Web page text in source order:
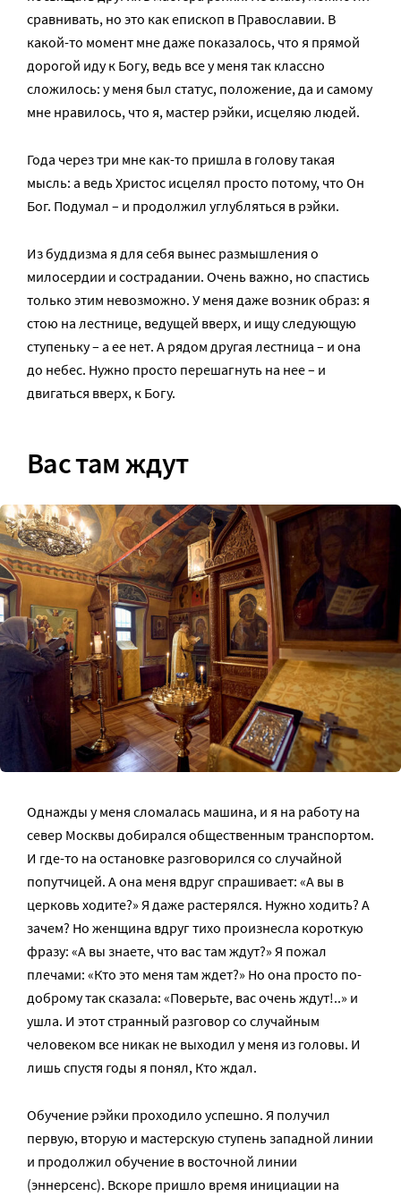
сравнивать, но это как епископ в Православии. В
какой-то момент мне даже показалось, что я прямой
дорогой иду к Богу, ведь все у меня так классно
сложилось: у меня был статус, положение, да и самому
мне нравилось, что я, мастер рэйки, исцеляю людей.
Года через три мне как-то пришла в голову такая
мысль: а ведь Христос исцелял просто потому, что Он
Бог. Подумал – и продолжил углубляться в рэйки.
Из буддизма я для себя вынес размышления о
милосердии и сострадании. Очень важно, но спастись
только этим невозможно. У меня даже возник образ: я
стою на лестнице, ведущей вверх, и ищу следующую
ступеньку – а ее нет. А рядом другая лестница – и она
до небес. Нужно просто перешагнуть на нее – и
двигаться вверх, к Богу.
Вас там ждут
Однажды у меня сломалась машина, и я на работу на
север Москвы добирался общественным транспортом.
И где-то на остановке разговорился со случайной
попутчицей. А она меня вдруг спрашивает: «А вы в
церковь ходите?» Я даже растерялся. Нужно ходить? А
зачем? Но женщина вдруг тихо произнесла короткую
фразу: «А вы знаете, что вас там ждут?» Я пожал
плечами: «Кто это меня там ждет?» Но она просто по-
доброму так сказала: «Поверьте, вас очень ждут!..» и
ушла. И этот странный разговор со случайным
человеком все никак не выходил у меня из головы. И
лишь спустя годы я понял, Кто ждал.
Обучение рэйки проходило успешно. Я получил
первую, вторую и мастерскую ступень западной линии
и продолжил обучение в восточной линии
(эннерсенс). Вскоре пришло время инициации на